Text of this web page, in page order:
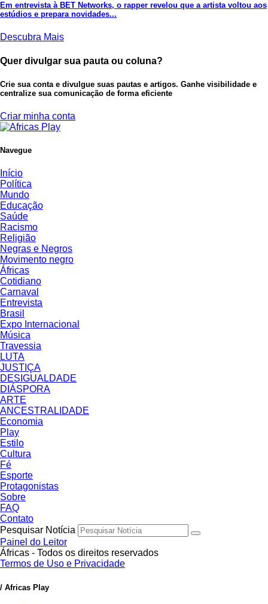
Em entrevista à BET Networks, o rapper revelou que a artista voltou aos
estúdios e prepara novidades...
Descubra Mais
Quer divulgar sua pauta ou coluna?
Crie sua conta e divulgue suas pautas e artigos. Ganhe visibilidade e
centralize sua comunicação de forma eficiente
Criar minha conta
Navegue
Início
Política
Mundo
Educação
Saúde
Racismo
Religião
Negras e Negros
Movimento negro
Áfricas
Cotidiano
Carnaval
Entrevista
Brasil
Expo Internacional
Música
Travessia
LUTA
JUSTIÇA
DESIGUALDADE
DIÁSPORA
ARTE
ANCESTRALIDADE
Economia
Play
Estilo
Cultura
Fé
Esporte
Protagonistas
Sobre
FAQ
Contato
Pesquisar Notícia
Painel do Leitor
Áfricas - Todos os direitos reservados
Termos de Uso e Privacidade
/ Africas Play